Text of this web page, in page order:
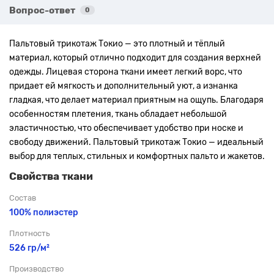
Вопрос-ответ 0
Пальтовый трикотаж Токио — это плотный и тёплый
материал, который отлично подходит для создания верхней
одежды. Лицевая сторона ткани имеет легкий ворс, что
придает ей мягкость и дополнительный уют, а изнанка
гладкая, что делает материал приятным на ощупь. Благодаря
особенностям плетения, ткань обладает небольшой
эластичностью, что обеспечивает удобство при носке и
свободу движений. Пальтовый трикотаж Токио — идеальный
выбор для теплых, стильных и комфортных пальто и жакетов.
Свойства ткани
Состав
100% полиэстер
Плотность
526 гр/м²
Производство